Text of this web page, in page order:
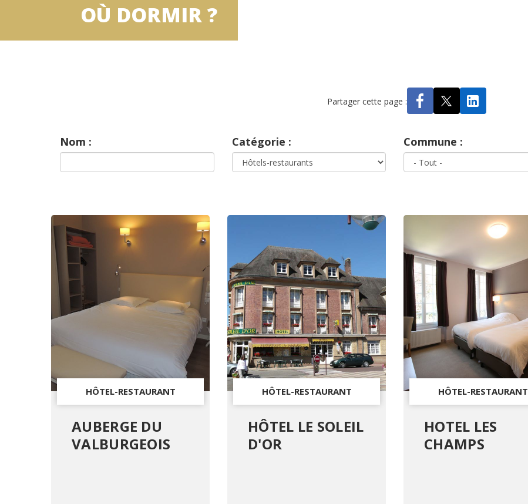
OÙ DORMIR ?
Partager cette page :
Nom : Catégorie : Commune :
HÔTEL-RESTAURANT
AUBERGE DU
VALBURGEOIS
HÔTEL-RESTAURANT
HÔTEL LE SOLEIL
D'OR
HÔTEL-RESTAURANT
HOTEL LES
CHAMPS